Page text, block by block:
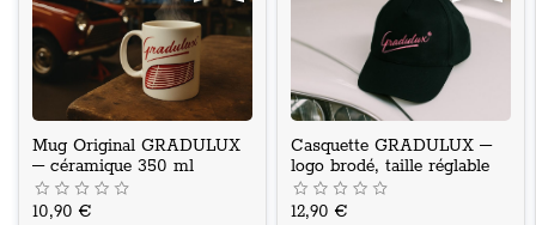
Mug Original GRADULUX
– céramique 350 ml
10,90 €
Casquette GRADULUX –
logo brodé, taille réglable
12,90 €